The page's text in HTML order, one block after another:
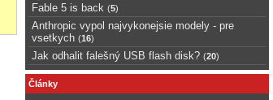
Fable 5 is back (5)
Anthropic vypol najvykonejsie modely - pre
vsetkych (16)
Jak odhalit falešný USB flash disk? (20)
Články